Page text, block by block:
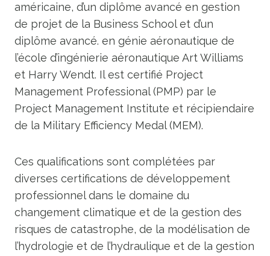
américaine, d’un diplôme avancé en gestion
de projet de la Business School et d’un
diplôme avancé. en génie aéronautique de
l’école d’ingénierie aéronautique Art Williams
et Harry Wendt. Il est certifié Project
Management Professional (PMP) par le
Project Management Institute et récipiendaire
de la Military Efficiency Medal (MEM).
Ces qualifications sont complétées par
diverses certifications de développement
professionnel dans le domaine du
changement climatique et de la gestion des
risques de catastrophe, de la modélisation de
l’hydrologie et de l’hydraulique et de la gestion